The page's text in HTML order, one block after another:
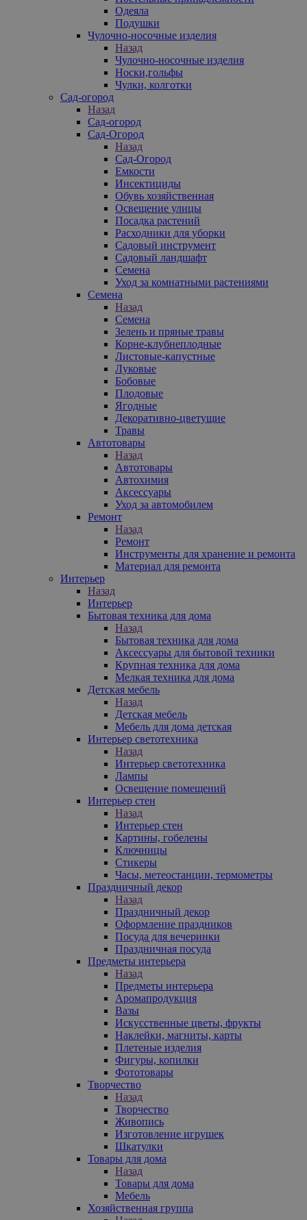
Одеяла
Подушки
Чулочно-носочные изделия
Назад
Чулочно-носочные изделия
Носки,гольфы
Чулки, колготки
Сад-огород
Назад
Сад-огород
Сад-Огород
Назад
Сад-Огород
Емкости
Инсектициды
Обувь хозяйственная
Освещение улицы
Посадка растений
Расходники для уборки
Садовый инструмент
Садовый ландшафт
Семена
Уход за комнатными растениями
Семена
Назад
Семена
Зелень и пряные травы
Корне-клубнеплодные
Листовые-капустные
Луковые
Бобовые
Плодовые
Ягодные
Декоративно-цветущие
Травы
Автотовары
Назад
Автотовары
Автохимия
Аксессуары
Уход за автомобилем
Ремонт
Назад
Ремонт
Инструменты для хранение и ремонта
Материал для ремонта
Интерьер
Назад
Интерьер
Бытовая техника для дома
Назад
Бытовая техника для дома
Аксессуары для бытовой техники
Крупная техника для дома
Мелкая техника для дома
Детская мебель
Назад
Детская мебель
Мебель для дома детская
Интерьер светотехника
Назад
Интерьер светотехника
Лампы
Освещение помещений
Интерьер стен
Назад
Интерьер стен
Картины, гобелены
Ключницы
Стикеры
Часы, метеостанции, термометры
Праздничный декор
Назад
Праздничный декор
Оформление праздников
Посуда для вечеринки
Праздничная посуда
Предметы интерьера
Назад
Предметы интерьера
Аромапродукция
Вазы
Искусственные цветы, фрукты
Наклейки, магниты, карты
Плетеные изделия
Фигуры, копилки
Фототовары
Творчество
Назад
Творчество
Живопись
Изготовление игрушек
Шкатулки
Товары для дома
Назад
Товары для дома
Мебель
Хозяйственная группа